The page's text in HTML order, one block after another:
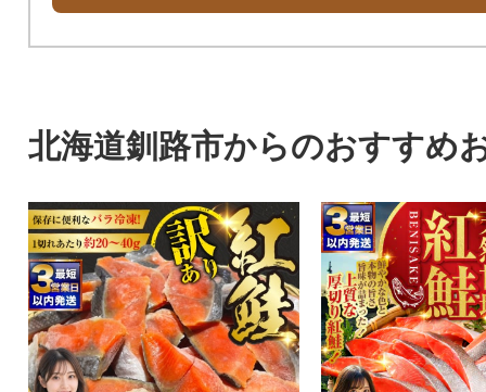
北海道釧路市からのおすすめ